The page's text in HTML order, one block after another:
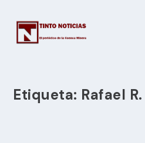
Etiqueta: Rafael